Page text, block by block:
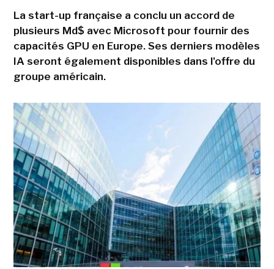
La start-up française a conclu un accord de
plusieurs Md$ avec Microsoft pour fournir des
capacités GPU en Europe. Ses derniers modèles
IA seront également disponibles dans l'offre du
groupe américain.